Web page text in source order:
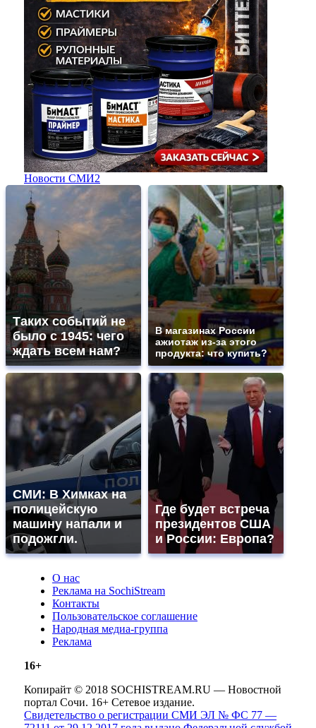
Новости СМИ2
Таких событий не
было с 1945: чего
ждать всем нам?
В магазинах России
ажиотаж из-за этого
продукта: что купить?
СМИ: В Химках на
полицейскую
машину напали и
подожгли.
Где будет встреча
президентов США
и России: Европа?
О нас
Реклама на SochiStream
Контакты
Пользовательское соглашение
Народная медиа-группа
Реклама
16+
Копирайт © 2018 SOCHISTREAM.RU — Новостной
портал Сочи. 16+ Сетевое издание.
Свидетельство о регистрации СМИ ЭЛ № ФС 77 —